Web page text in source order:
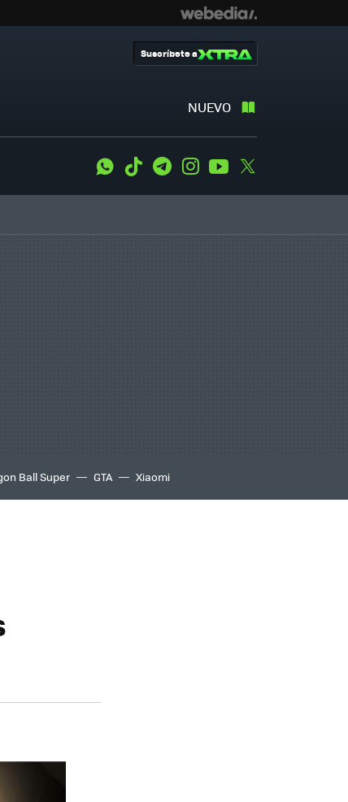
NUEVO
Suscríbete a
WhatsApp
Tiktok TelegramInstagramYoutube
Ball Super GTA Xiaomi